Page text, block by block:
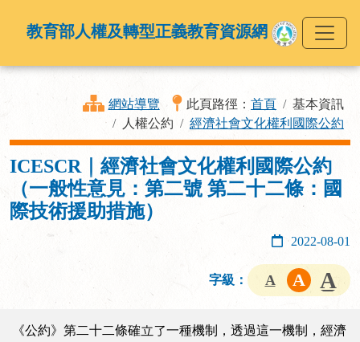
教育部人權及轉型正義教育資源網
網站導覽 此頁路徑： 首頁
基本資訊
人權公約
經濟社會文化權利國際公約
ICESCR｜經濟社會文化權利國際公約
（一般性意見：第二號 第二十二條：國
際技術援助措施）
2022-08-01
字級：
《公約》第二十二條確立了一種機制，透過這一機制，經濟